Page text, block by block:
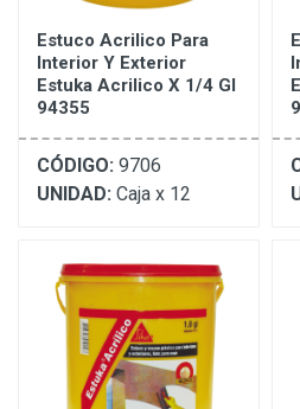
Estuco Acrilico Para
Interior Y Exterior
Estuka Acrilico X 1/4 Gl
94355
CÓDIGO: 9706
UNIDAD: Caja x 12